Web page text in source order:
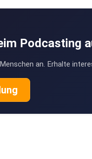
Podcasting
an. Erhalte